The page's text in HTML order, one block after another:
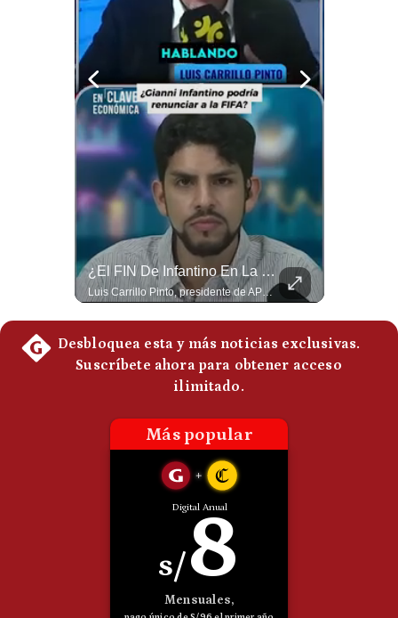
Condiciones
Privacidad
¿El FIN De Infantino En La FIFA? El Grave Pronóstico Sobre Su Renuncia | #EnClaveEconómica
Luis Carrillo Pinto, presidente de APEMD pronostica meses muy difíciles para Infantino y sostiene que una mayor presión de la UEFA, junto con nuevas investigaciones periodísticas, podría llevarlo a dimitir. También menciona renuncias internas y acusaciones de que el proyecto fue impulsado por una sola persona. #GianniInfantino #FIFA #UEFA #LuisCarrilloPinto #APEMD #Futbol #NoticiasDeportivas #Mundial #Shorts 👉 Suscríbete y activa la campana para no perderte nuestro análisis diario. 🌎 Síguenos en nuestras redes sociales: 📌 Web oficial: https://gestion.pe/mundo/ 📌 LinkedIn: http://bit.ly/3HYIET0 📌 X (Twitter): http://bit.ly/4noZtX9 📌 TikTok: http://bit.ly/4evB6TO